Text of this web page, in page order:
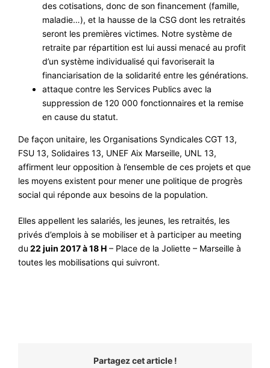
des cotisations, donc de son financement (famille,
maladie…), et la hausse de la CSG dont les retraités
seront les premières victimes. Notre système de
retraite par répartition est lui aussi menacé au profit
d’un système individualisé qui favoriserait la
financiarisation de la solidarité entre les générations.
attaque contre les Services Publics avec la
suppression de 120 000 fonctionnaires et la remise
en cause du statut.
De façon unitaire, les Organisations Syndicales CGT 13,
FSU 13, Solidaires 13, UNEF Aix Marseille, UNL 13,
affirment leur opposition à l’ensemble de ces projets et que
les moyens existent pour mener une politique de progrès
social qui réponde aux besoins de la population.
Elles appellent les salariés, les jeunes, les retraités, les
privés d’emplois à se mobiliser et à participer au meeting
du 22 juin 2017 à 18 H – Place de la Joliette – Marseille à
toutes les mobilisations qui suivront.
Partagez cet article !